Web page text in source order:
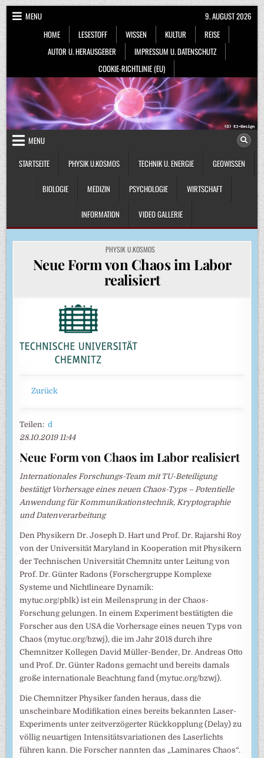
Skip
to
content
MENU
HOME
LESESTOFF WISSEN KULTUR
REISE
AUTOR U. HERAUSGEBER
IMPRESSUM U. DATENSCHUTZ
COOKIE-RICHTLINIE (EU)
9. AUGUST 2026
MENU
STARTSEITE
PHYSIK U.KOSMOS TECHNIK U. ENERGIE GEOWISSEN
BIOLOGIE MEDIZIN PSYCHOLOGIE WIRTSCHAFT
INFORMATION VIDEO GALLERIE
POSTED
IN
PHYSIK U.KOSMOS
Neue Form von Chaos im Labor
realisiert
Zurück
Teilen:d
28.10.2019 11:44
Neue Form von Chaos im Labor realisiert
Internationales Forschungs-Team mit TU-Beteiligung
bestätigt Vorhersage eines neuen Chaos-Typs – Potentielle
Anwendung für Kommunikationstechnik, Kryptographie
und Datenverarbeitung
Den Physikern Dr. Joseph D. Hart und Prof. Dr. Rajarshi Roy
von der Universität Maryland in Kooperation mit Physikern
der Technischen Universität Chemnitz unter Leitung von
Prof. Dr. Günter Radons (Forschergruppe Komplexe
Systeme und Nichtlineare Dynamik:
mytuc.org/pblk) ist ein Meilensprung in der Chaos-
Forschung gelungen. In einem Experiment bestätigten die
Forscher aus den USA die Vorhersage eines neuen Typs von
Chaos (mytuc.org/bzwj), die im Jahr 2018 durch ihre
Chemnitzer Kollegen David Müller-Bender, Dr. Andreas Otto
und Prof. Dr. Günter Radons gemacht und bereits damals
große internationale Beachtung fand (mytuc.org/bzwj).
Die Chemnitzer Physiker fanden heraus, dass die
unscheinbare Modifikation eines bereits bekannten Laser-
Experiments unter zeitverzögerter Rückkopplung (Delay) zu
völlig neuartigen Intensitätsvariationen des Laserlichts
führen kann. Die Forscher nannten das „Laminares Chaos“.